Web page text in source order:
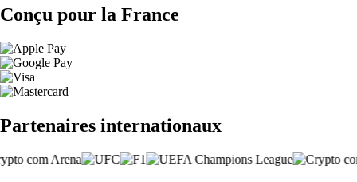
Conçu pour la France
Partenaires internationaux